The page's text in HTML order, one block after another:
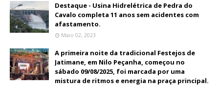
Destaque - Usina Hidrelétrica de Pedra do
Cavalo completa 11 anos sem acidentes com
afastamento.
Maio 02, 2023
A primeira noite da tradicional Festejos de
Jatimane, em Nilo Peçanha, começou no
sábado 09/08/2025, foi marcada por uma
mistura de ritmos e energia na praça principal.